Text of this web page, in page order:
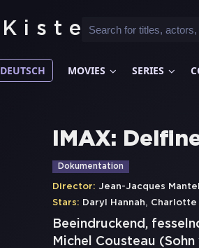
Kiste
DEUTSCH MOVIES SERIES
IMAX:
Dokumentation
Director: Jean-Jacques
Stars: Daryl Hannah, Charlotte
Beeindruckend,
Michel Cousteau